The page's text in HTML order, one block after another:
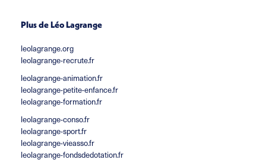
Plus de Léo Lagrange
leolagrange.org
leolagrange-recrute.fr
leolagrange-animation.fr
leolagrange-petite-enfance.fr
leolagrange-formation.fr
leolagrange-conso.fr
leolagrange-sport.fr
leolagrange-vieasso.fr
leolagrange-fondsdedotation.fr